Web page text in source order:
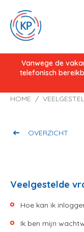
Overslaan
gaan
Vanwege de
telefonisch
Kruimelpad
HOME
OVERZICHT
Veelgestelde
Hoe kan ik
Ik ben mijn